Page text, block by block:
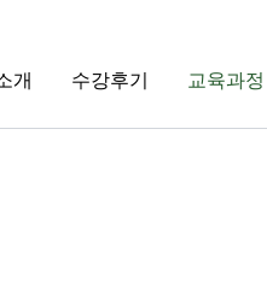
개 수강후기 교육과정